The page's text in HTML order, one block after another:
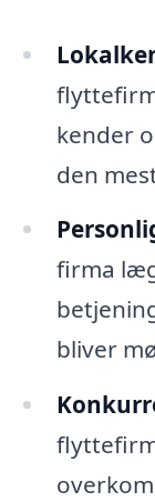
kender
den
firma
bliver